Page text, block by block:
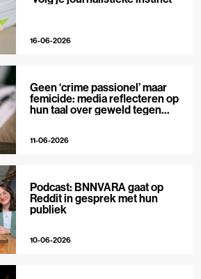
16-06-2026
Geen ‘crime passionel’ maar
femicide: media reflecteren op
hun taal over geweld tegen
11-06-2026
Podcast: BNNVARA gaat op
Reddit in gesprek met hun
publiek
10-06-2026